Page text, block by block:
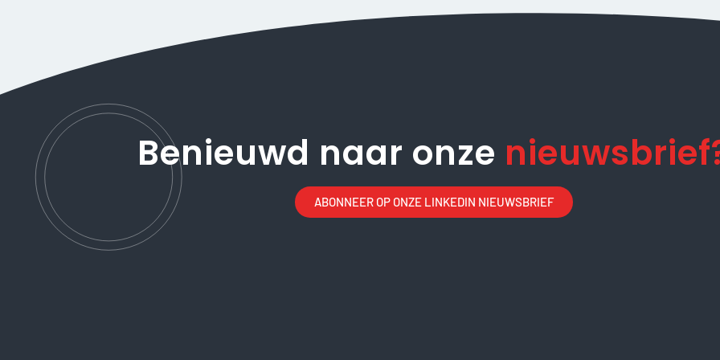
Benieuwd naar onze
ABONNEER OP ONZE LINKEDIN NIEUWSBRIEF